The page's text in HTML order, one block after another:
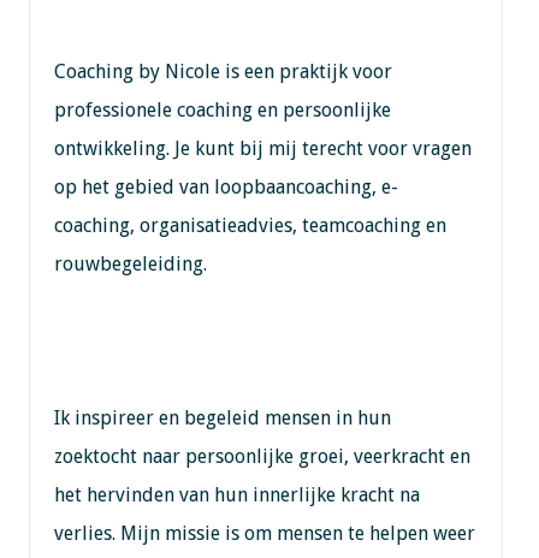
Coaching by Nicole is een praktijk voor
professionele coaching en persoonlijke
ontwikkeling. Je kunt bij mij terecht voor vragen
op het gebied van loopbaancoaching, e-
coaching, organisatieadvies, teamcoaching en
rouwbegeleiding.
Ik inspireer en begeleid mensen in hun
zoektocht naar persoonlijke groei, veerkracht en
het hervinden van hun innerlijke kracht na
verlies. Mijn missie is om mensen te helpen weer